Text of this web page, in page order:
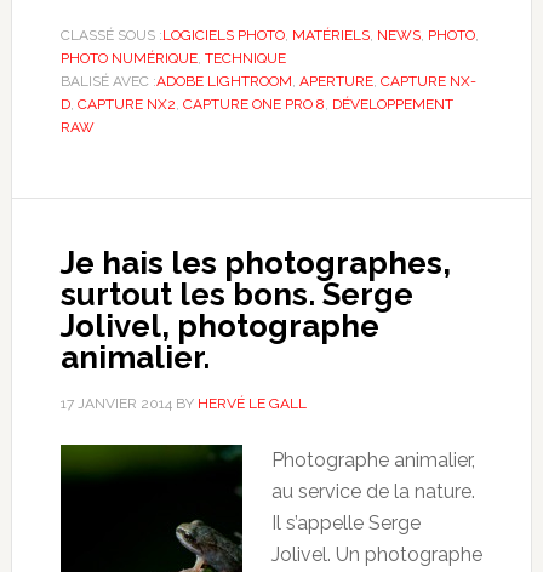
CLASSÉ SOUS :LOGICIELS PHOTO, MATÉRIELS, NEWS, PHOTO,
PHOTO NUMÉRIQUE, TECHNIQUE
BALISÉ AVEC :ADOBE LIGHTROOM APERTURE, CAPTURE NX-
D, CAPTURE NX2 CAPTURE ONE PRO 8 DÉVELOPPEMENT
RAW
Je hais les photographes,
surtout les bons. Serge
Jolivel, photographe
animalier.
17 JANVIER 2014 BY HERVÉ LE GALL
Photographe animalier,
au service de la nature.
Il s’appelle Serge
Jolivel. Un photographe